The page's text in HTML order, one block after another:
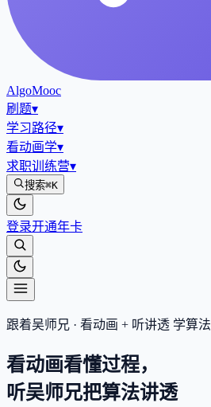
AlgoMooc
刷题▾
学习路径▾
看动画学▾
求职训练营▾
搜索⌘K
登录开通年卡
跟着吴师兄 · 看动画 + 听讲透 学算法
看动画看懂过程，
听吴师兄把算法讲透